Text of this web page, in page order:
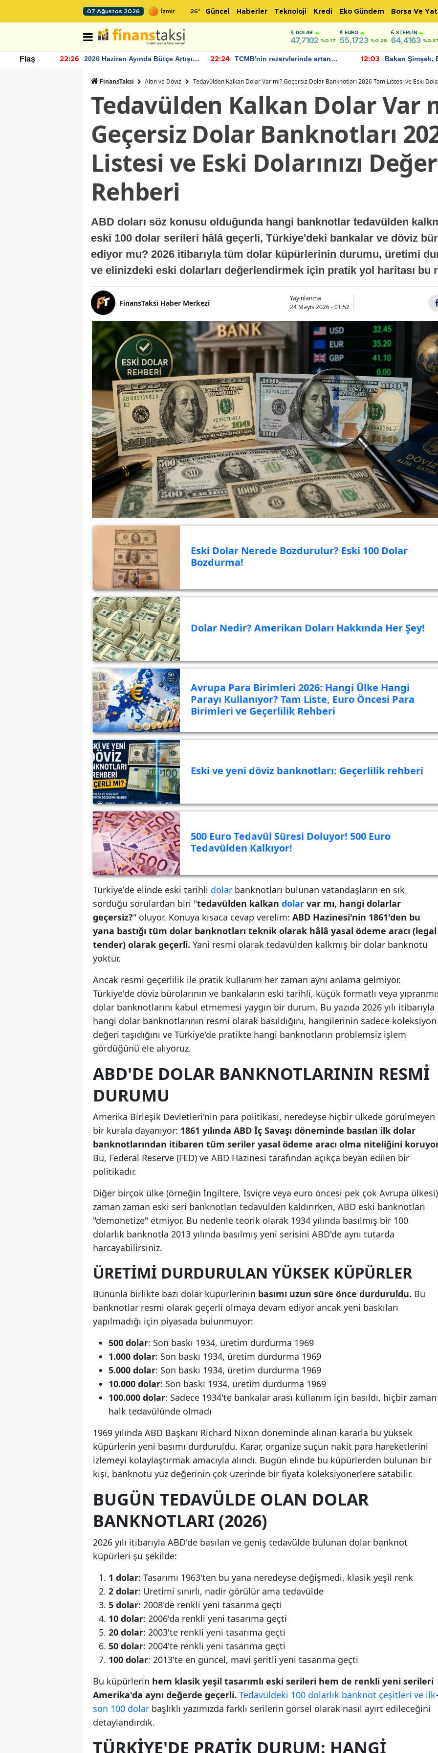
07 Ağustos 2026 26° Güncel Haberler Teknoloji Kredi Eko Gündem Borsa Ve
DOLAR
47,7102 %0.17
EURO
55,1723 %0.28
STERLIN
64,4163
Flaş 22:26
2026 Haziran Ayında Bütçe Artışı
22:24
TCMB'nin rezervlerinde artan
12:03
Bakan Şimşek,
FinansTaksi Altın ve Döviz Tedavülden Kalkan Dolar Var mı? Geçersiz Dolar Banknotları 2026 Tam Listesi ve Eski
Tedavülden Kalkan Dolar Var
Geçersiz Dolar Banknotları
Listesi ve Eski Dolarınızı
Rehberi
ABD doları söz konusu olduğunda hangi banknotlar tedavülden
eski 100 dolar serileri hâlâ geçerli, Türkiye'deki bankalar ve döviz
ediyor mu? 2026 itibarıyla tüm dolar küpürlerinin durumu, üretimi
ve elinizdeki eski dolarları değerlendirmek için pratik yol haritası bu
FinansTaksi Haber Merkezi
Yayınlanma
24 Mayıs 2026 - 01:52
Eski Dolar Nerede Bozdurulur? Eski 100 Dolar
Bozdurma!
Dolar Nedir? Amerikan Doları Hakkında Her Şey!
Avrupa Para Birimleri 2026: Hangi Ülke Hangi
Parayı Kullanıyor? Tam Liste, Euro Öncesi Para
Birimleri ve Geçerlilik Rehberi
Eski ve yeni döviz banknotları: Geçerlilik rehberi
500 Euro Tedavül Süresi Doluyor! 500 Euro
Tedavülden Kalkıyor!
Türkiye'de elinde eski tarihli dolar banknotları bulunan vatandaşların en sık
sorduğu sorulardan biri "tedavülden kalkan dolar var mı, hangi dolarlar
geçersiz?" oluyor. Konuya kısaca cevap verelim: ABD Hazinesi'nin 1861'den bu
yana bastığı tüm dolar banknotları teknik olarak hâlâ yasal ödeme aracı (legal
tender) olarak geçerli. Yani resmi olarak tedavülden kalkmış bir dolar banknotu
yoktur.
Ancak resmi geçerlilik ile pratik kullanım her zaman aynı anlama gelmiyor.
Türkiye'de döviz bürolarının ve bankaların eski tarihli, küçük formatlı veya
dolar banknotlarını kabul etmemesi yaygın bir durum. Bu yazıda 2026 yılı itibarıyla
hangi dolar banknotlarının resmi olarak basıldığını, hangilerinin sadece koleksiyon
değeri taşıdığını ve Türkiye'de pratikte hangi banknotların problemsiz işlem
gördüğünü ele alıyoruz.
ABD'DE DOLAR BANKNOTLARININ RESMI
DURUMU
Amerika Birleşik Devletleri'nin para politikası, neredeyse hiçbir ülkede görülmeyen
bir kurala dayanıyor: 1861 yılında ABD İç Savaşı döneminde basılan ilk dolar
banknotlarından itibaren tüm seriler yasal ödeme aracı olma niteliğini
Bu, Federal Reserve (FED) ve ABD Hazinesi tarafından açıkça beyan edilen bir
politikadır.
Diğer birçok ülke (örneğin İngiltere, İsviçre veya euro öncesi pek çok Avrupa ülkesi)
zaman zaman eski seri banknotları tedavülden kaldırırken, ABD eski banknotları
"demonetize" etmiyor. Bu nedenle teorik olarak 1934 yılında basılmış bir 100
dolarlık banknotla 2013 yılında basılmış yeni serisini ABD'de aynı tutarda
harcayabilirsiniz.
ÜRETIMI DURDURULAN YÜKSEK KÜPÜRLER
Bununla birlikte bazı dolar küpürlerinin basımı uzun süre önce durduruldu. Bu
banknotlar resmi olarak geçerli olmaya devam ediyor ancak yeni baskıları
yapılmadığı için piyasada bulunmuyor:
500 dolar: Son baskı 1934, üretim durdurma 1969
1.000 dolar: Son baskı 1934, üretim durdurma 1969
5.000 dolar: Son baskı 1934, üretim durdurma 1969
10.000 dolar: Son baskı 1934, üretim durdurma 1969
100.000 dolar: Sadece 1934'te bankalar arası kullanım için basıldı, hiçbir zaman
halk tedavülünde olmadı
1969 yılında ABD Başkanı Richard Nixon döneminde alınan kararla bu yüksek
küpürlerin yeni basımı durduruldu. Karar, organize suçun nakit para hareketlerini
izlemeyi kolaylaştırmak amacıyla alındı. Bugün elinde bu küpürlerden bulunan bir
kişi, banknotu yüz değerinin çok üzerinde bir fiyata koleksiyonerlere satabilir.
BUGÜN TEDAVÜLDE OLAN DOLAR
BANKNOTLARI (2026)
2026 yılı itibarıyla ABD'de basılan ve geniş tedavülde bulunan dolar banknot
küpürleri şu şekilde:
1 dolar: Tasarımı 1963'ten bu yana neredeyse değişmedi, klasik yeşil renk
2 dolar: Üretimi sınırlı, nadir görülür ama tedavülde
5 dolar: 2008'de renkli yeni tasarıma geçti
10 dolar: 2006'da renkli yeni tasarıma geçti
20 dolar: 2003'te renkli yeni tasarıma geçti
50 dolar: 2004'te renkli yeni tasarıma geçti
100 dolar: 2013'te en güncel, mavi şeritli yeni tasarıma geçti
Bu küpürlerin hem klasik yeşil tasarımlı eski serileri hem de renkli yeni serileri
Amerika'da aynı değerde geçerli. Tedavüldeki 100 dolarlık banknot çeşitleri ve ilk-
son 100 dolar başlıklı yazımızda farklı serilerin görsel olarak nasıl ayırt edileceğini
detaylandırdık.
TÜRKIYE'DE PRATIK DURUM: HANGI